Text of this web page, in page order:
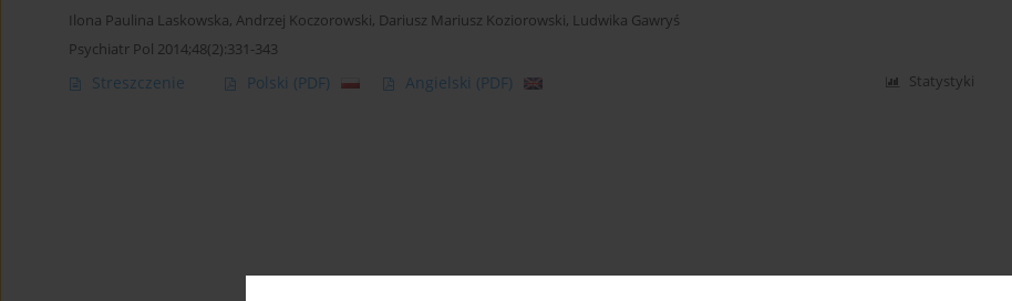
Ilona Paulina Laskowska, Andrzej Koczorowski, Dariusz Mariusz Koziorowski, Ludwika Gawryś
Psychiatr Pol 2014;48(2):331-343
Streszczenie Polski (PDF) Angielski (PDF) Statystyki